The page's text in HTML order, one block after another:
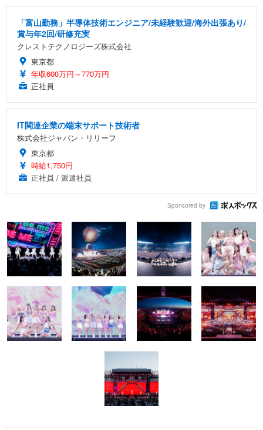
「富山勤務」半導体技術エンジニア/未経験歓迎/海外出張あり/
賞与年2回/研修充実
クレストテクノロジーズ株式会社
東京都
年収600万円～770万円
正社員
IT関連企業の端末サポート技術者
株式会社ジャパン・リリーフ
東京都
時給1,750円
正社員 / 派遣社員
Sponsored by